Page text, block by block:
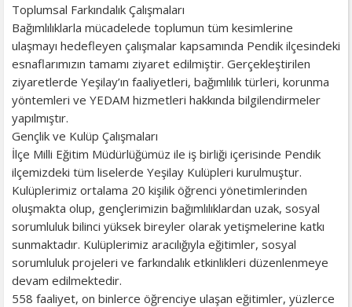
Toplumsal Farkındalık Çalışmaları
Bağımlılıklarla mücadelede toplumun tüm kesimlerine
ulaşmayı hedefleyen çalışmalar kapsamında Pendik ilçesindeki
esnaflarımızın tamamı ziyaret edilmiştir. Gerçekleştirilen
ziyaretlerde Yeşilay’ın faaliyetleri, bağımlılık türleri, korunma
yöntemleri ve YEDAM hizmetleri hakkında bilgilendirmeler
yapılmıştır.
Gençlik ve Kulüp Çalışmaları
İlçe Milli Eğitim Müdürlüğümüz ile iş birliği içerisinde Pendik
ilçemizdeki tüm liselerde Yeşilay Kulüpleri kurulmuştur.
Kulüplerimiz ortalama 20 kişilik öğrenci yönetimlerinden
oluşmakta olup, gençlerimizin bağımlılıklardan uzak, sosyal
sorumluluk bilinci yüksek bireyler olarak yetişmelerine katkı
sunmaktadır. Kulüplerimiz aracılığıyla eğitimler, sosyal
sorumluluk projeleri ve farkındalık etkinlikleri düzenlenmeye
devam edilmektedir.
558 faaliyet, on binlerce öğrenciye ulaşan eğitimler, yüzlerce